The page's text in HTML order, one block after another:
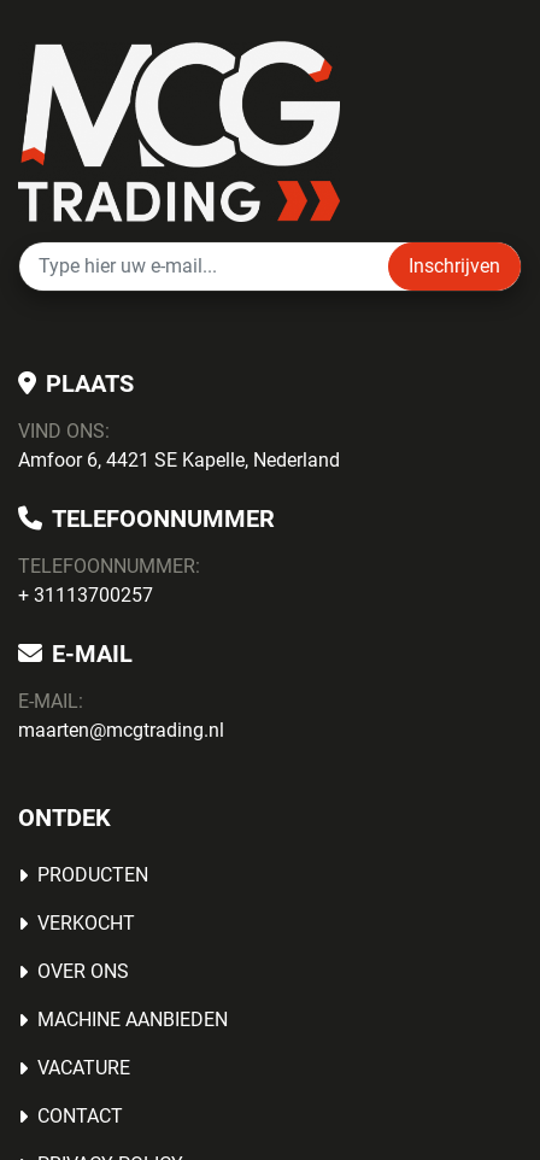
Inschrijven
PLAATS
VIND ONS:
Amfoor 6, 4421 SE Kapelle, Nederland
TELEFOONNUMMER
TELEFOONNUMMER:
+ 31113700257
E-MAIL
E-MAIL:
maarten@mcgtrading.nl
ONTDEK
PRODUCTEN
VERKOCHT
OVER ONS
MACHINE AANBIEDEN
VACATURE
CONTACT